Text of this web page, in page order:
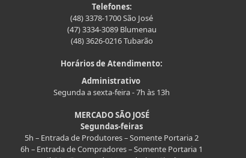
Telefones:
(48) 3378-1700 São José
(47) 3334-3089 Blumenau
(48) 3626-0216 Tubarão
Horários de Atendimento:
Administrativo
Segunda a sexta-feira - 7h às 13h
MERCADO SÃO JOSÉ
Segundas-feiras
5h – Entrada de Produtores – Somente Portaria 2
6h – Entrada de Compradores – Somente Portaria 1